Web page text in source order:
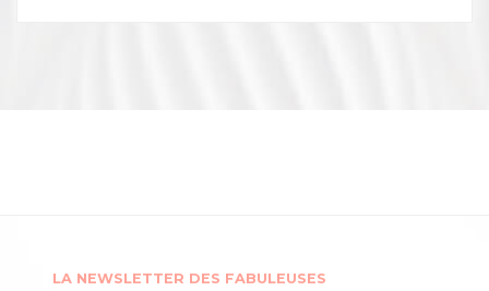
LA NEWSLETTER DES FABULEUSES